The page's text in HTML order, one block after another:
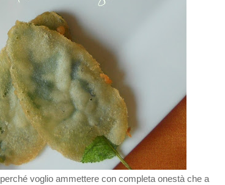
perché voglio ammettere con completa onestà che a